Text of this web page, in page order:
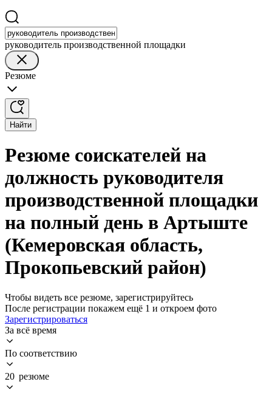
руководитель производственной площадки
Резюме
Найти
Резюме соискателей на
должность руководителя
производственной площадки
на полный день в Артыште
(Кемеровская область,
Прокопьевский район)
Чтобы видеть все резюме, зарегистрируйтесь
После регистрации покажем ещё 1 и откроем фото
Зарегистрироваться
За всё время
По соответствию
20 резюме